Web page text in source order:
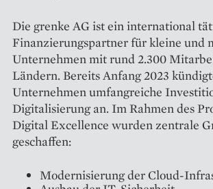
Die grenke AG ist ein international
Finanzierungspartner für kleine und
Unternehmen mit rund 2.300
Ländern. Bereits Anfang 2023
Unternehmen umfangreiche
Digitalisierung an. Im Rahmen des
Digital Excellence wurden zentrale
geschaffen:
Modernisierung der Cloud-